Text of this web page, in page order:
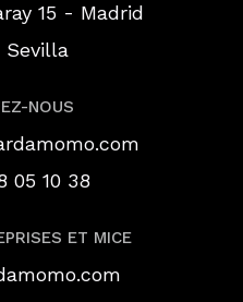
15 - Madrid
Sevilla
NOUS
05 10 38
ET MICE